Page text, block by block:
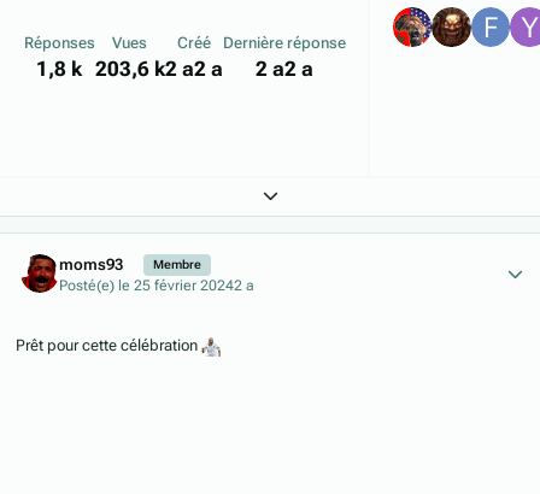
Réponses
1,8 k
Vues
203,6 k
Créé
2 a2 a
Dernière réponse
2 a2 a
Expand topic overview
moms93 Membre
Posté(e) le 25 février 20242 a
Prêt pour cette célébration